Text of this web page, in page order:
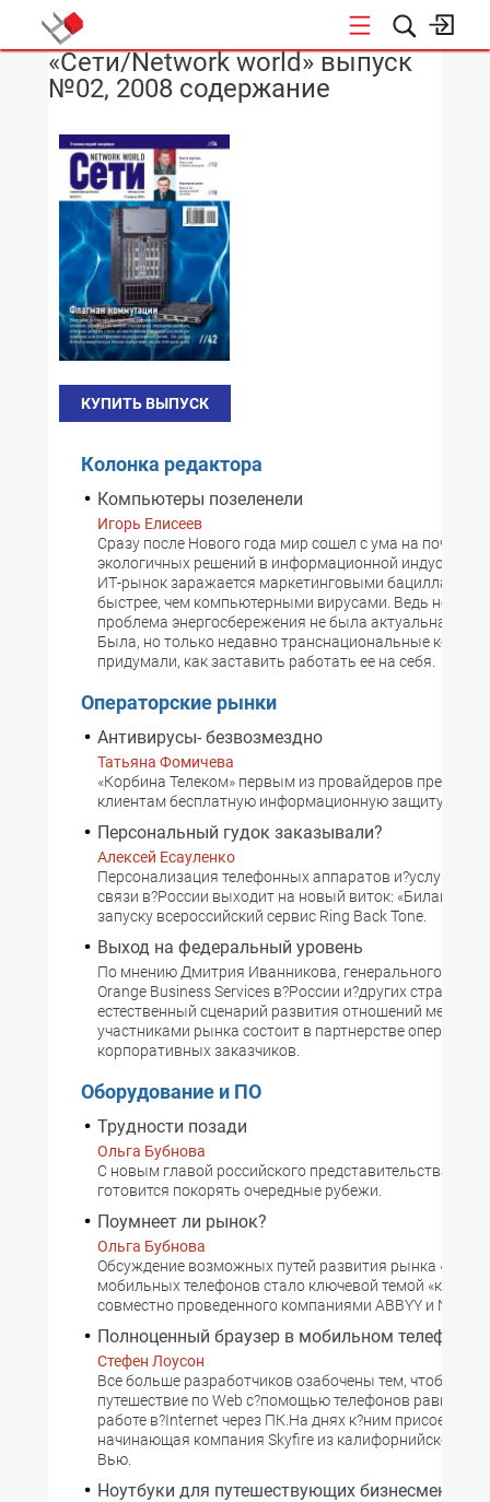
НОВОСТИ
«Сети/Network world» выпуск
№02, 2008 содержание
КУПИТЬ ВЫПУСК
Колонка редактора
Компьютеры позеленели
Игорь Елисеев
Cразу после Нового года мир сошел с ума на почве
экологичных решений в информационной индустрии.
ИТ-рынок заражается маркетинговыми бациллами
быстрее, чем компьютерными вирусами. Ведь
проблема энергосбережения не была актуальна год
Была, но только недавно транснациональные
придумали, как заставить работать ее на себя.
Операторские рынки
Антивирусы- безвозмездно
Татьяна Фомичева
«Корбина Телеком» первым из провайдеров
клиентам бесплатную информационную защиту.
Персональный гудок заказывали?
Алексей Есауленко
Персонализация телефонных аппаратов и?услуг
связи в?России выходит на новый виток: «Билайн»
запуску всероссийский сервис Ring Back Tone.
Выход на федеральный уровень
По мнению Дмитрия Иванникова, генерального
Orange Business Services в?России и?других странах
естественный сценарий развития отношений между
участниками рынка состоит в партнерстве
корпоративных заказчиков.
Оборудование и ПО
Трудности позади
Ольга Бубнова
С новым главой российского представительства
готовится покорять очередные рубежи.
Поумнеет ли рынок?
Ольга Бубнова
Обсуждение возможных путей развития рынка
мобильных телефонов стало ключевой темой
совместно проведенного компаниями ABBYY и Nokia.
Полноценный браузер в мобильном телефоне
Стефен Лоусон
Все больше разработчиков озабочены тем, чтобы
путешествие по Web с?помощью телефонов
работе в?Internet через ПК.На днях к?ним
начинающая компания Skyfire из калифорнийского
Вью.
Ноутбуки для путешествующих бизнесменов